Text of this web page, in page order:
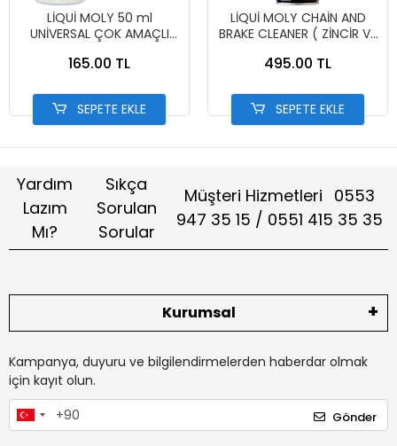
LİQUİ MOLY 50 ml
UNİVERSAL ÇOK AMAÇLI
165.00 TL
SEPETE EKLE
LİQUİ MOLY CHAİN AND
BRAKE CLEANER ( ZİNCİR VE
)
495.00 TL
SEPETE EKLE
Yardım
Lazım
Mı?
Sıkça
Sorulan
Sorular
Müşteri Hizmetleri 0553
947 35 15 / 0551 415 35 35
Kurumsal
Kampanya, duyuru ve bilgilendirmelerden haberdar olmak
için kayıt olun.
Gönder